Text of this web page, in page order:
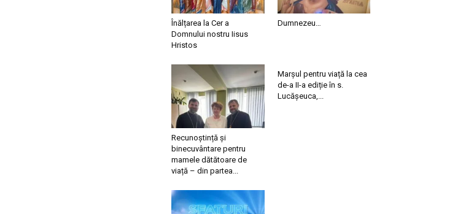
Înălțarea la Cer a
Domnului nostru Iisus
Hristos
Dumnezeu…
Recunoștință și
binecuvântare pentru
mamele dătătoare de
viață – din partea...
Marșul pentru viață la cea
de-a II-a ediție în s.
Lucășeuca,...